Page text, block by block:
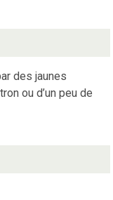
des jaunes
ou d’un peu de